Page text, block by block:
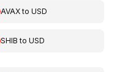
AVAXtoUSD
SHIB toUSD